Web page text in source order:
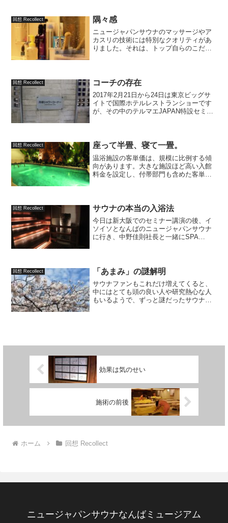
回想 Recollect 隅々感
ニュージャパンサウナのマッサージやア
カスリの技術には特別なクオリティがあ
りました。それは、トップ自らのこだわ
回想 Recollect コーチの存在
2017年2月21日から24日は東京ビッグサ
イトで国際ホテルレストランショーです
が、その中のテルマエJAPAN特設セミナ
来」。司...
回想 Recollect 座って半畳、寝て一畳。
温浴施設の客単価は、規模に比例する傾
向があります。大きな施設ほど高い入館
料金を設定し、付帯部門も含めた客単価
を設定するなんてことはあ...
回想 Recollect サウナの本当の入浴法
今日は新大阪でのセミナー講演の後、イ
ソイソとなんばのニュージャパンサウナ
に行き、中野佳則社長と一緒にSPA
久しぶりでした。 中...
回想 Recollect 「あまみ」の謎解明
サウナファンもこれだけ増えてくると、
中にはとても頭の良い人や研究熱心な人
もいるようで、ずっと謎だったサウナ入
効果は気のせい
施術の前後
ホーム 回想 Recollect
ニュージャパンサウナなんばミュージアム